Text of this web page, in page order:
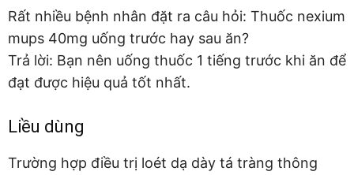
Rất nhiều bệnh nhân đặt ra câu hỏi: Thuốc nexium
mups 40mg uống trước hay sau ăn?
Trả lời: Bạn nên uống thuốc 1 tiếng trước khi ăn để
đạt được hiệu quả tốt nhất.
Liều dùng
Trường hợp điều trị loét dạ dày tá tràng thông